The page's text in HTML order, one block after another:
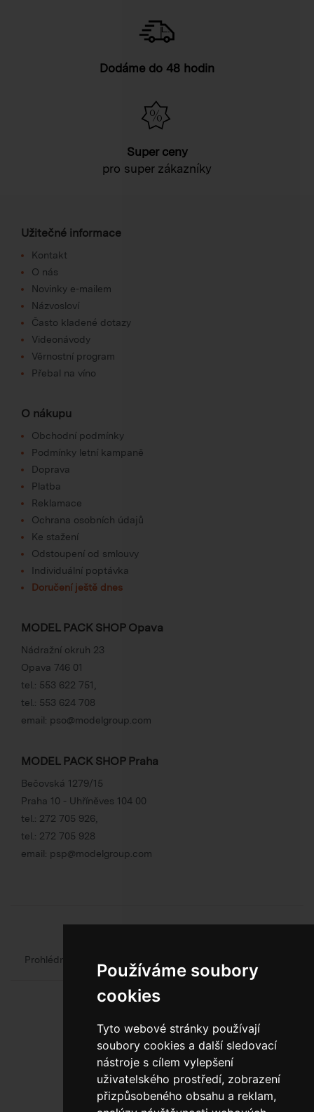
Používáme soubory
cookies
Tyto webové stránky používají
soubory cookies a další sledovací
nástroje s cílem vylepšení
uživatelského prostředí, zobrazení
přizpůsobeného obsahu a reklam,
Dodáme do 48 hodin
Super ceny
pro super zákazníky
Užitečné informace
Kontakt
O nás
Novinky e-mailem
Názvosloví
Často kladené dotazy
Videonávody
Věrnostní program
Přebal na víno
O nákupu
Obchodní podmínky
Podmínky letní kampaně
Doprava
Platba
Reklamace
Ochrana osobních údajů
Ke stažení
Odstoupení od smlouvy
Individuální poptávka
Doručení ještě dnes
MODEL PACK SHOP Opava
Nádražní okruh 23
Opava 746 01
tel.: 553 622 751
tel.: 553 624 708
email: pso@modelgroup.com
MODEL PACK SHOP Praha
Bečovská 1279/15
Praha 10 - Uhříněves 104 00
tel.: 272 705 926
tel.: 272 705 928
email: psp@modelgroup.com
Prohlédněte si web oficiálního výrobce obalů
800 10 10 77